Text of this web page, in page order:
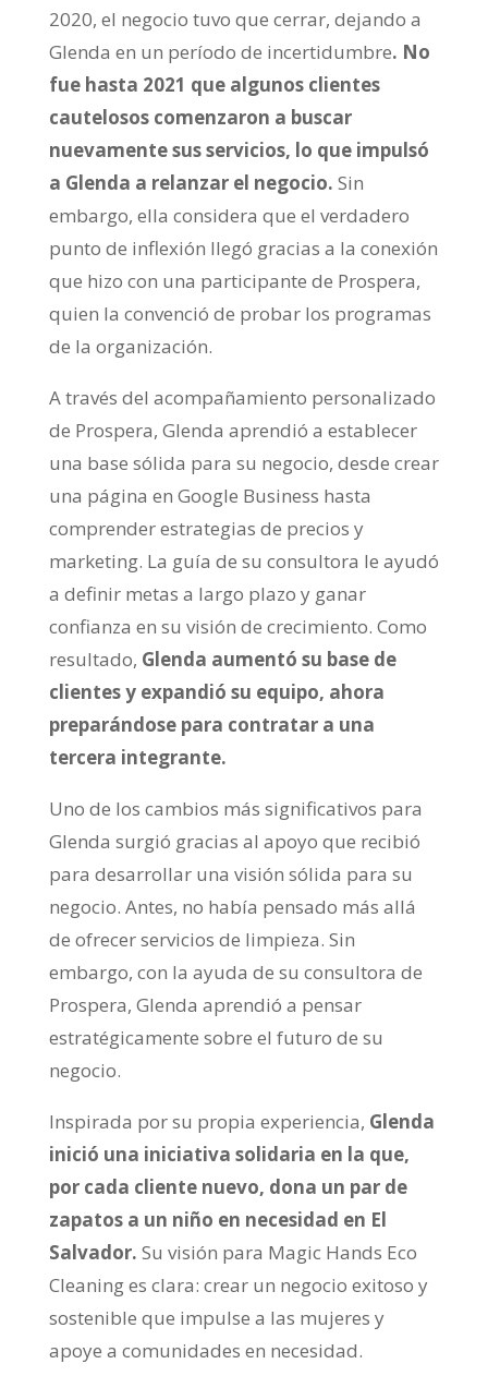
2020, el negocio tuvo que cerrar, dejando a
Glenda en un período de incertidumbre. No
fue hasta 2021 que algunos clientes
cautelosos comenzaron a buscar
nuevamente sus servicios, lo que impulsó
a Glenda a relanzar el negocio. Sin
embargo, ella considera que el verdadero
punto de inflexión llegó gracias a la conexión
que hizo con una participante de Prospera,
quien la convenció de probar los programas
de la organización.
A través del acompañamiento personalizado
de Prospera, Glenda aprendió a establecer
una base sólida para su negocio, desde crear
una página en Google Business hasta
comprender estrategias de precios y
marketing. La guía de su consultora le ayudó
a definir metas a largo plazo y ganar
confianza en su visión de crecimiento. Como
resultado, Glenda aumentó su base de
clientes y expandió su equipo, ahora
preparándose para contratar a una
tercera integrante.
Uno de los cambios más significativos para
Glenda surgió gracias al apoyo que recibió
para desarrollar una visión sólida para su
negocio. Antes, no había pensado más allá
de ofrecer servicios de limpieza. Sin
embargo, con la ayuda de su consultora de
Prospera, Glenda aprendió a pensar
estratégicamente sobre el futuro de su
negocio.
Inspirada por su propia experiencia, Glenda
inició una iniciativa solidaria en la que,
por cada cliente nuevo, dona un par de
zapatos a un niño en necesidad en El
Salvador. Su visión para Magic Hands Eco
Cleaning es clara: crear un negocio exitoso y
sostenible que impulse a las mujeres y
apoye a comunidades en necesidad.